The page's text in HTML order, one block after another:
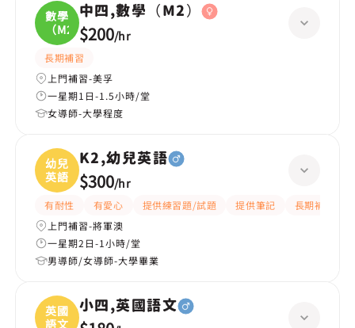
數學
（M2
中四,數學（M2）
$200/hr
長期補習
上門補習-美孚
一星期1日-1.5小時/堂
女導師-大學程度
幼兒
英語
K2,幼兒英語
$300/hr
有耐性 有愛心 提供練習題/試題 提供筆記
長期補習
上門補習-將軍澳
一星期2日-1小時/堂
男導師/女導師-大學畢業
英國
語文
小四,英國語文